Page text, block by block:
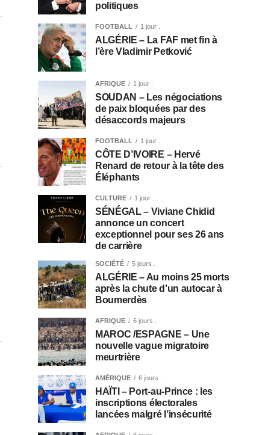
politiques
FOOTBALL 1 jour .
ALGÉRIE – La FAF met fin à
l’ère Vladimir Petković
AFRIQUE 1 jour .
SOUDAN – Les négociations
de paix bloquées par des
désaccords majeurs
FOOTBALL 1 jour .
CÔTE D’IVOIRE – Hervé
Renard de retour à la tête des
Éléphants
CULTURE 1 jour .
SÉNÉGAL – Viviane Chidid
annonce un concert
exceptionnel pour ses 26 ans
de carrière
SOCIÉTÉ 5 jours .
ALGÉRIE – Au moins 25 morts
après la chute d’un autocar à
Boumerdès
AFRIQUE 6 jours .
MAROC /ESPAGNE – Une
nouvelle vague migratoire
meurtrière
AMÉRIQUE 6 jours .
HAÏTI – Port-au-Prince : les
inscriptions électorales
lancées malgré l’insécurité